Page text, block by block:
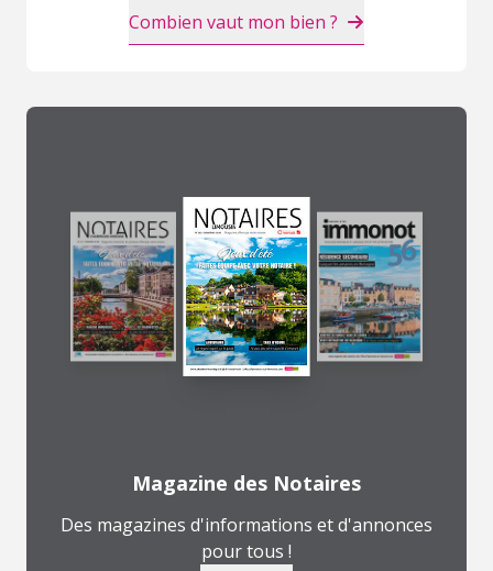
Combien vaut mon bien ?
Magazine des Notaires
Des magazines d'informations et d'annonces
pour tous !